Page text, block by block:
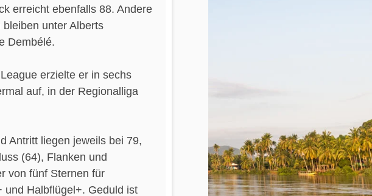
erreicht ebenfalls 88. Andere
unter Alberts
Dembélé.
erzielte er in sechs
auf, in der Regionalliga
Antritt liegen jeweils bei 79,
(64), Flanken und
von fünf Sternen für
und Halbflügel+. Geduld ist